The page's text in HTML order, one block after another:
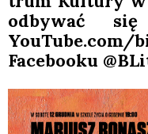
odby­wać
Face­bo­oku